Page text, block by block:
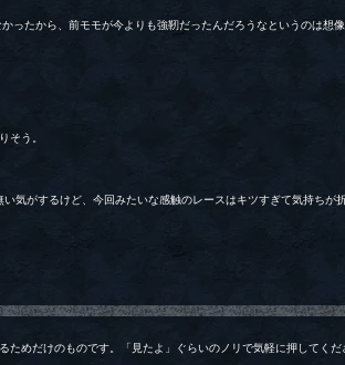
たから、前モモが今よりも強靭だったんだろうなというのは想像
そう。
気がするけど、今回みたいな感触のレースはキツすぎて気持ちが
めだけのものです。「見たよ」ぐらいのノリで気軽に押してくだ